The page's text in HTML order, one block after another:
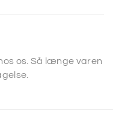
os. Så længe varen